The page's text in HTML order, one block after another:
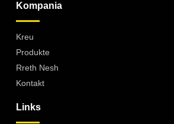
Kompania
Kreu
Produkte
Rreth Nesh
Kontakt
Links